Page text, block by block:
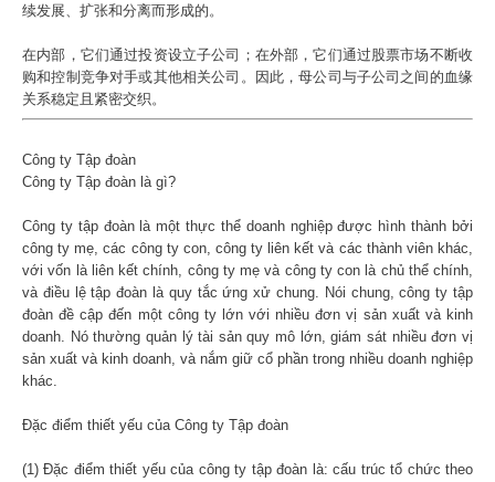
续发展、扩张和分离而形成的。
在内部，它们通过投资设立子公司；在外部，它们通过股票市场不断收
购和控制竞争对手或其他相关公司。因此，母公司与子公司之间的血缘
关系稳定且紧密交织。
Công ty Tập đoàn
Công ty Tập đoàn là gì?
Công ty tập đoàn là một thực thể doanh nghiệp được hình thành bởi
công ty mẹ, các công ty con, công ty liên kết và các thành viên khác,
với vốn là liên kết chính, công ty mẹ và công ty con là chủ thể chính,
và điều lệ tập đoàn là quy tắc ứng xử chung. Nói chung, công ty tập
đoàn đề cập đến một công ty lớn với nhiều đơn vị sản xuất và kinh
doanh. Nó thường quản lý tài sản quy mô lớn, giám sát nhiều đơn vị
sản xuất và kinh doanh, và nắm giữ cổ phần trong nhiều doanh nghiệp
khác.
Đặc điểm thiết yếu của Công ty Tập đoàn
(1) Đặc điểm thiết yếu của công ty tập đoàn là: cấu trúc tổ chức theo